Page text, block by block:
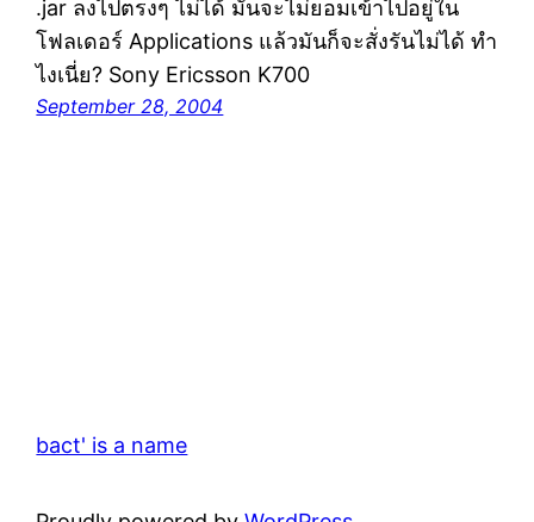
.jar ลงไปตรงๆ ไม่ได้ มันจะไม่ยอมเข้าไปอยู่ใน
โฟลเดอร์ Applications แล้วมันก็จะสั่งรันไม่ได้ ทำ
ไงเนี่ย? Sony Ericsson K700
September 28, 2004
bact' is a name